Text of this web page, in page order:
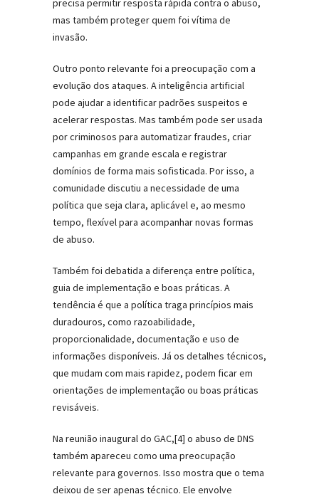
precisa permitir resposta rápida contra o abuso,
mas também proteger quem foi vítima de
invasão.
Outro ponto relevante foi a preocupação com a
evolução dos ataques. A inteligência artificial
pode ajudar a identificar padrões suspeitos e
acelerar respostas. Mas também pode ser usada
por criminosos para automatizar fraudes, criar
campanhas em grande escala e registrar
domínios de forma mais sofisticada. Por isso, a
comunidade discutiu a necessidade de uma
política que seja clara, aplicável e, ao mesmo
tempo, flexível para acompanhar novas formas
de abuso.
Também foi debatida a diferença entre política,
guia de implementação e boas práticas. A
tendência é que a política traga princípios mais
duradouros, como razoabilidade,
proporcionalidade, documentação e uso de
informações disponíveis. Já os detalhes técnicos,
que mudam com mais rapidez, podem ficar em
orientações de implementação ou boas práticas
revisáveis.
Na reunião inaugural do GAC,[4] o abuso de DNS
também apareceu como uma preocupação
relevante para governos. Isso mostra que o tema
deixou de ser apenas técnico. Ele envolve